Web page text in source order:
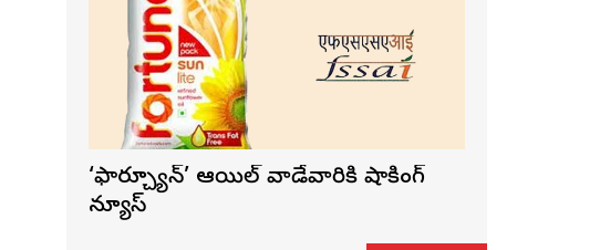
‘ఫార్చ్యూన్’ ఆయిల్ వాడేవారికి షాకింగ్
న్యూస్